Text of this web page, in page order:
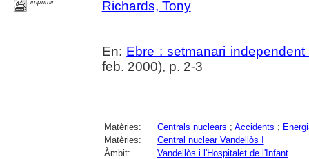
imprimir Richards, Tony
En: Ebre : setmanari
feb. 2000), p. 2-3
Matèries: Centrals nuclears ; Accidents ;
Matèries:
Central nuclear Vandellòs I
Àmbit:
Vandellòs i l'Hospitalet de l'Infant